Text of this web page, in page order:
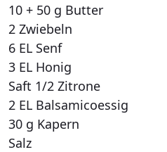
10 + 50 g Butter
2 Zwiebeln
6 EL Senf
3 EL Honig
Saft 1/2 Zitrone
2 EL Balsamicoessig
30 g Kapern
Salz